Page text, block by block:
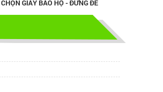
Hãy chọn lựa 1 đôi giày bảo hộ phù
hợp nhé
THU